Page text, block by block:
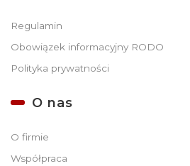
Regulamin
Obowiązek informacyjny RODO
Polityka prywatności
O nas
O firmie
Współpraca